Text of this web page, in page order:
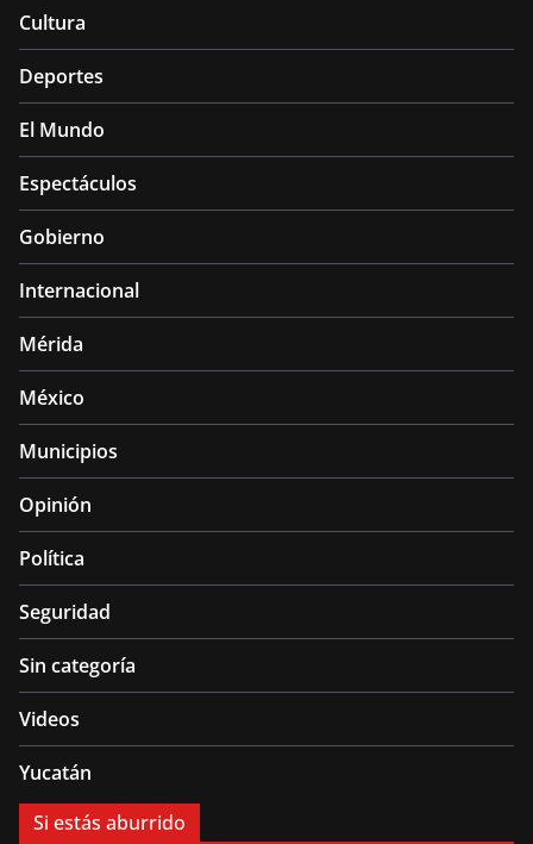
Cultura
Deportes
El Mundo
Espectáculos
Gobierno
Internacional
Mérida
México
Municipios
Opinión
Política
Seguridad
Sin categoría
Videos
Yucatán
Si estás aburrido